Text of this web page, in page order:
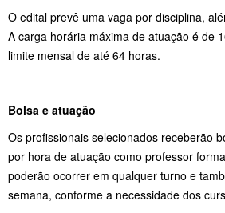
O edital prevê uma vaga por disciplina,
A carga horária máxima de atuação é de
limite mensal de até 64 horas.
Bolsa e atuação
Os profissionais selecionados receberão
por hora de atuação como professor
poderão ocorrer em qualquer turno e
semana, conforme a necessidade dos